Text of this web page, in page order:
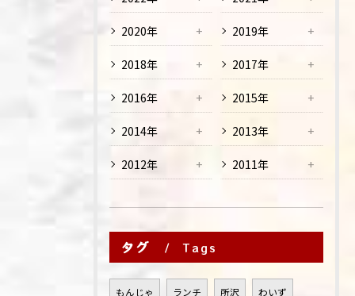
2020年 2019年
2018年 2017年
2016年 2015年
2014年 2013年
2012年 2011年
タグ Tags
もんじゃ ランチ 所沢 わいず